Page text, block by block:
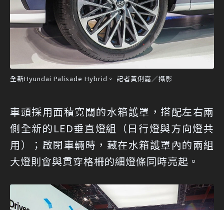
全新Hyundai Palisade Hybrid。 記者黃俐嘉／攝影
車頭採用面積寬闊的水箱護罩，搭配左右兩
側全新的LED垂直燈組（日行燈與方向燈共
用）；啟閉車輛時，藏在水箱護罩內的兩組
大燈則會與貫穿格柵的細燈條同時亮起。